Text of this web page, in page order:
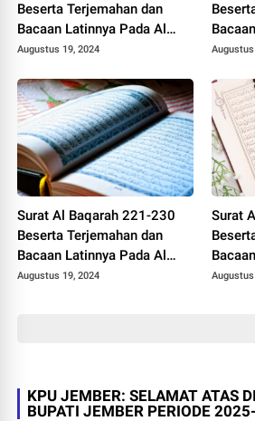
Beserta Terjemahan dan
Bacaan Latinnya Pada Al
Quran
Augustus 19, 2024
Quran
Surat Al Baqarah 221-230
Beserta Terjemahan dan
Bacaan Latinnya Pada Al
Quran
Augustus 19, 2024
Surat
Quran
KPU JEMBER: SELAMAT ATAS
BUPATI JEMBER PERIODE